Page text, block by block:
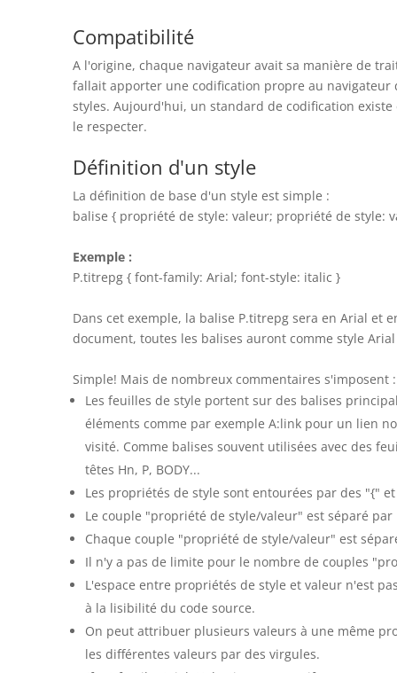
Compatibilité
A l'origine, chaque navigateur avait sa manière de
fallait apporter une codification propre au navigateur
styles. Aujourd'hui, un standard de codification
le respecter.
Définition d'un style
La définition de base d'un style est simple :
balise { propriété de style: valeur; propriété de style:
Exemple :
P.titrepg { font-family: Arial; font-style: italic }
Dans cet exemple, la balise P.titrepg sera en Arial et
document, toutes les balises auront comme style
Simple! Mais de nombreux commentaires s'imposent :
Les feuilles de style portent sur des balises
éléments comme par exemple A:link pour un lien
visité. Comme balises souvent utilisées avec des
têtes Hn, P, BODY...
Les propriétés de style sont entourées par des "{"
Le couple "propriété de style/valeur" est séparé
Chaque couple "propriété de style/valeur" est
Il n'y a pas de limite pour le nombre de couples
L'espace entre propriétés de style et valeur n'est
à la lisibilité du code source.
On peut attribuer plusieurs valeurs à une même
les différentes valeurs par des virgules.